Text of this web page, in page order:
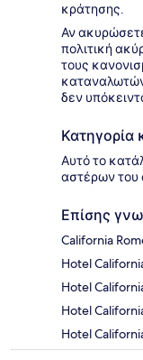
κράτησης.
Αν
πολιτική
τους
δεν
Κατηγορία
Αυτό το
αστέρων του
Επίσης
California
Hotel
Hotel
Hotel
Hotel